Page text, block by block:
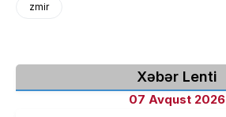
zmir
Xəbər Lenti
07 Avqust 2026